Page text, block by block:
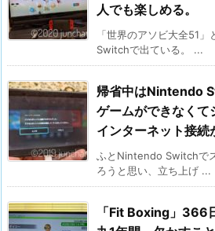
人でも楽しめる。
「世界のアソビ大全51
Switchで出ている。 ...
帰省中はNintendo
ゲームができなくて
インターネット接続
ふとNintendo Switchで
ろうと思い、立ち上げ ...
「Fit Boxing」366